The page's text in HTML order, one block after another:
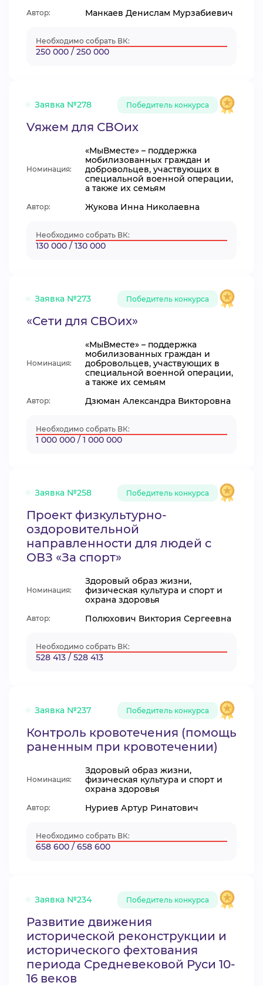
Автор: Манкаев Денислам Мурзабиевич
Необходимо собрать ВК:
250 000 / 250 000
Заявка №278 Победитель конкурса
Vяжем для СВОих
Номинация:
«МыВместе» – поддержка
мобилизованных граждан и
добровольцев, участвующих в
специальной военной операции,
а также их семьям
Автор: Жукова Инна Николаевна
Необходимо собрать ВК:
130 000 / 130 000
Заявка №273 Победитель конкурса
«Сети для СВОих»
Номинация:
«МыВместе» – поддержка
мобилизованных граждан и
добровольцев, участвующих в
специальной военной операции,
а также их семьям
Автор: Дзюман Александра Викторовна
Необходимо собрать ВК:
1 000 000 / 1 000 000
Заявка №258 Победитель конкурса
Проект физкультурно-
оздоровительной
направленности для людей с
ОВЗ «Зa спорт»
Номинация:
Здоровый образ жизни,
физическая культура и спорт и
охрана здоровья
Автор: Полюхович Виктория Сергеевна
Необходимо собрать ВК:
528 413 / 528 413
Заявка №237 Победитель конкурса
Контроль кровотечения (помощь
раненным при кровотечении)
Номинация:
Здоровый образ жизни,
физическая культура и спорт и
охрана здоровья
Автор: Нуриев Артур Ринатович
Необходимо собрать ВК:
658 600 / 658 600
Заявка №234 Победитель конкурса
Развитие движения
исторической реконструкции и
исторического фехтования
периода Средневековой Руси 10-
16 веков